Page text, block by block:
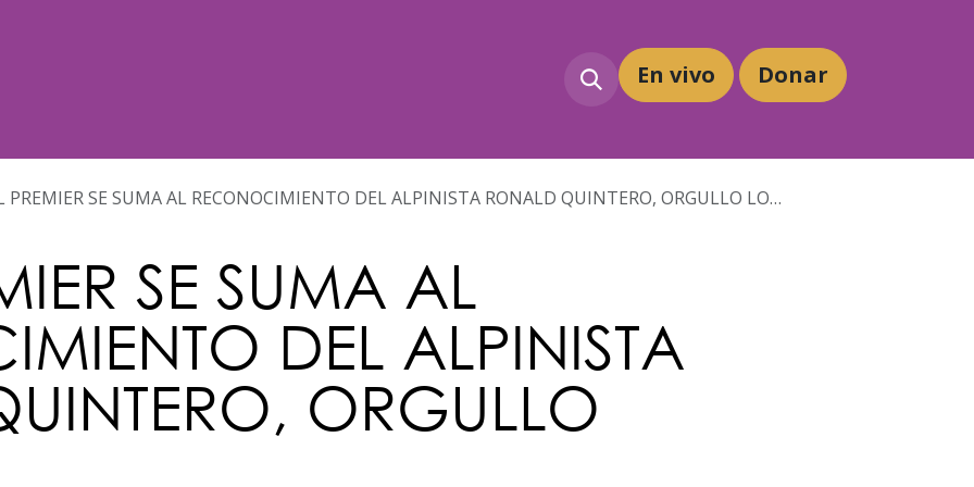
En vivo Donar
PREMIER SE SUMA AL RECONOCIMIENTO DEL ALPINISTA RONALD QUINTERO, ORGULLO LOCAL
SE SUMA AL
DEL ALPINISTA
ORGULLO